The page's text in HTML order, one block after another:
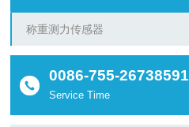
称重测力传感器
0086-755-26738591
Service Time